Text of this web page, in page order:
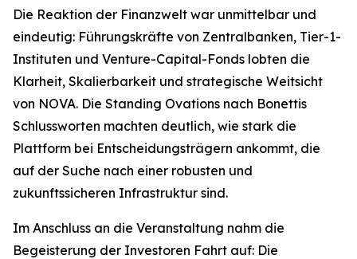
Die Reaktion der Finanzwelt war unmittelbar und
eindeutig: Führungskräfte von Zentralbanken, Tier-1-
Instituten und Venture-Capital-Fonds lobten die
Klarheit, Skalierbarkeit und strategische Weitsicht
von NOVA. Die Standing Ovations nach Bonettis
Schlussworten machten deutlich, wie stark die
Plattform bei Entscheidungsträgern ankommt, die
auf der Suche nach einer robusten und
zukunftssicheren Infrastruktur sind.
Im Anschluss an die Veranstaltung nahm die
Begeisterung der Investoren Fahrt auf: Die